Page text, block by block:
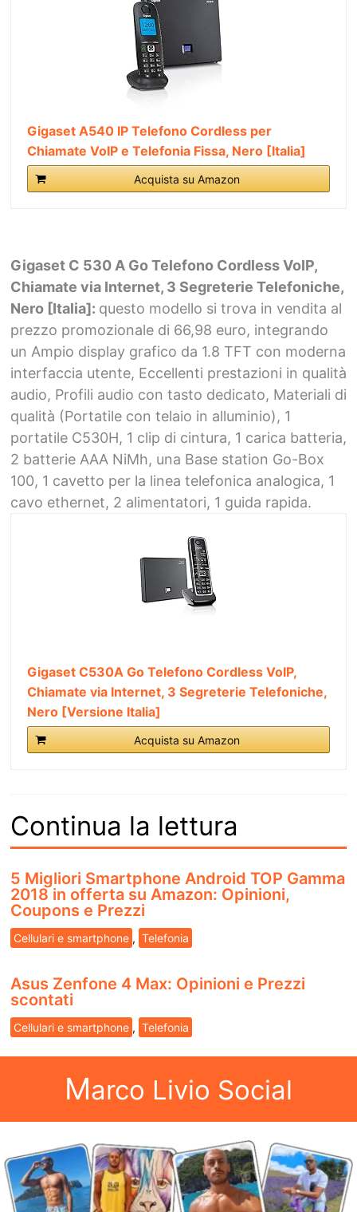
Gigaset A540 IP Telefono Cordless per
Chiamate VoIP e Telefonia Fissa, Nero [Italia]
Acquista su Amazon
Gigaset C 530 A Go Telefono Cordless VoIP,
Chiamate via Internet, 3 Segreterie Telefoniche,
Nero [Italia]: questo modello si trova in vendita al
prezzo promozionale di 66,98 euro, integrando
un Ampio display grafico da 1.8 TFT con moderna
interfaccia utente, Eccellenti prestazioni in qualità
audio, Profili audio con tasto dedicato, Materiali di
qualità (Portatile con telaio in alluminio), 1
portatile C530H, 1 clip di cintura, 1 carica batteria,
2 batterie AAA NiMh, una Base station Go-Box
100, 1 cavetto per la linea telefonica analogica, 1
cavo ethernet, 2 alimentatori, 1 guida rapida.
Gigaset C530A Go Telefono Cordless VoIP,
Chiamate via Internet, 3 Segreterie Telefoniche,
Nero [Versione Italia]
Acquista su Amazon
Continua la lettura
5 Migliori Smartphone Android TOP Gamma
2018 in offerta su Amazon: Opinioni,
Coupons e Prezzi
Cellulari e smartphone , Telefonia
Asus Zenfone 4 Max: Opinioni e Prezzi
scontati
Cellulari e smartphone , Telefonia
Marco Livio Social